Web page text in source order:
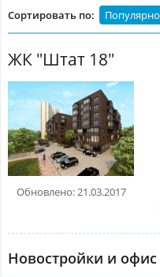
Сортировать по:
ЖК "Штат 18"
Обновлено: 21.03.2017
Новостройки и